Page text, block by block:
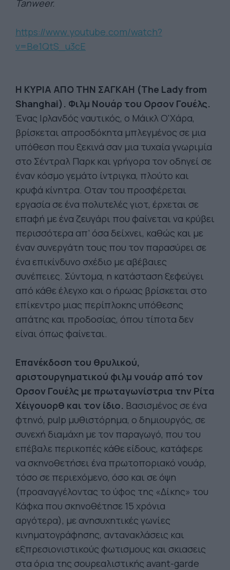
Tanweer.
https://www.youtube.com/watch?
v=Be1QtS_u3cE
Η ΚΥΡΙΑ ΑΠΟ ΤΗΝ ΣΑΓΚΑΗ (The Lady from
Shanghai). Φιλμ Νουάρ του Ορσον Γουέλς.
Ένας Ιρλανδός ναυτικός, ο Μάικλ Ο'Χάρα,
βρίσκεται απροσδόκητα μπλεγμένος σε μια
υπόθεση που ξεκινά σαν μια τυχαία γνωριμία
στο Σέντραλ Παρκ και γρήγορα τον οδηγεί σε
έναν κόσμο γεμάτο ίντριγκα, πλούτο και
κρυφά κίνητρα. Οταν του προσφέρεται
εργασία σε ένα πολυτελές γιοτ, έρχεται σε
επαφή με ένα ζευγάρι που φαίνεται να κρύβει
περισσότερα απ’ όσα δείχνει, καθώς και με
έναν συνεργάτη τους που τον παρασύρει σε
ένα επικίνδυνο σχέδιο με αβέβαιες
συνέπειες. Σύντομα, η κατάσταση ξεφεύγει
από κάθε έλεγχο και ο ήρωας βρίσκεται στο
επίκεντρο μιας περίπλοκης υπόθεσης
απάτης και προδοσίας, όπου τίποτα δεν
είναι όπως φαίνεται.
Επανέκδοση του θρυλικού,
αριστουργηματικού φιλμ νουάρ από τον
Ορσον Γουέλς με πρωταγωνίστρια την Ρίτα
Χέιγουορθ και τον ίδιο. Βασισμένος σε ένα
φτηνό, pulp μυθιστόρημα, ο δημιουργός, σε
συνεχή διαμάχη με τον παραγωγό, που του
επέβαλε περικοπές κάθε είδους, κατάφερε
να σκηνοθετήσει ένα πρωτοποριακό νουάρ,
τόσο σε περιεχόμενο, όσο και σε όψη
(προαναγγέλοντας το ύφος της «Δίκης» του
Κάφκα που σκηνοθέτησε 15 χρόνια
αργότερα), με ανησυχητικές γωνίες
κινηματογράφησης, αντανακλάσεις και
εξπρεσιονιστικούς φωτισμους και σκιασεις
στα όρια της σουρεαλιστικής avant-garde